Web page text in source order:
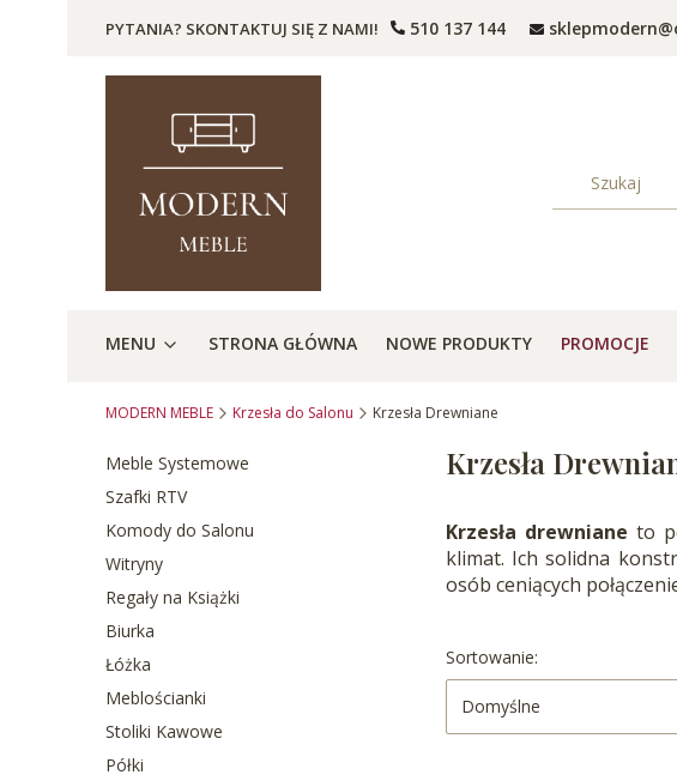
PYTANIA? SKONTAKTUJ SIĘ Z NAMI! 510 137 144
MENU STRONA GŁÓWNA NOWE PRODUKTY PROMOCJE
MODERN MEBLE Krzesła do Salonu Krzesła Drewniane
Meble Systemowe
Szafki RTV
Komody do Salonu
Witryny
Regały na Książki
Biurka
Łóżka
Meblościanki
Stoliki Kawowe
Półki
Krzesła
Krzesła drewniane to
klimat. Ich solidna
osób ceniących
Lista produktów
Sortowanie:
Domyślne